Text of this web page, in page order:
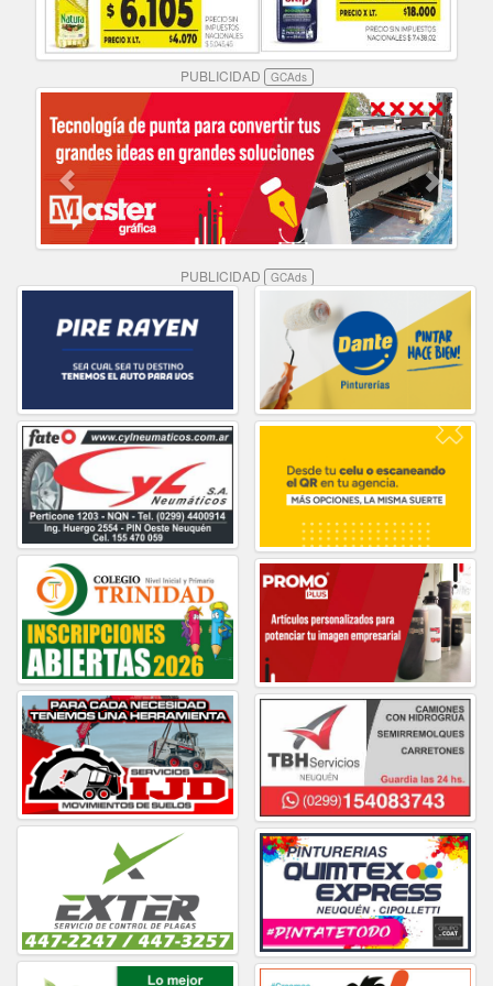
PUBLICIDAD GCAds
PUBLICIDAD GCAds